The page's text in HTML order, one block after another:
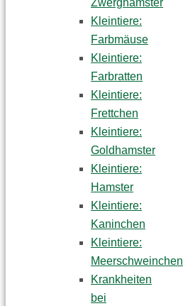
Kleintiere:
Farbmäuse
Kleintiere:
Farbratten
Kleintiere:
Frettchen
Kleintiere:
Goldhamster
Kleintiere:
Hamster
Kleintiere:
Kaninchen
Kleintiere:
Meerschweinchen
Krankheiten
bei